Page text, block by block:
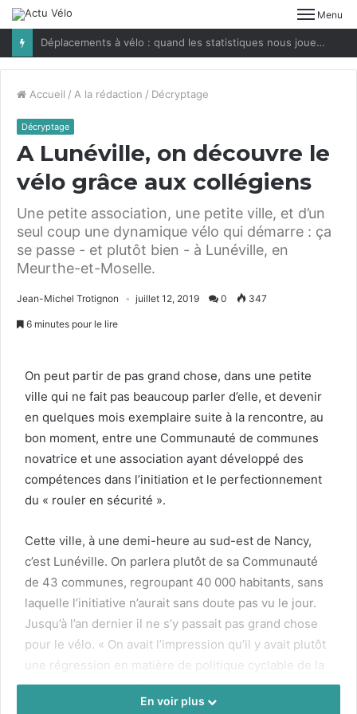
Menu
Déplacements à vélo : quand les statistiques nous jouent des tours
Accueil / A la rédaction / Décryptage
Décryptage
A Lunéville, on découvre le
vélo grâce aux collégiens
Une petite association, une petite ville, et d’un
seul coup une dynamique vélo qui démarre : ça
se passe - et plutôt bien - à Lunéville, en
Meurthe-et-Moselle.
Jean-Michel Trotignon juillet 12, 2019 0 347
6 minutes pour le lire
On peut par­tir de pas grand chose, dans une petite
ville qui ne fait pas beau­coup par­ler d’elle, et devenir
en quelques mois exem­plaire suite à la ren­con­tre, au
bon moment, entre une Com­mu­nauté de com­munes
nova­trice et une asso­ci­a­tion ayant dévelop­pé des
com­pé­tences dans l’initiation et le per­fec­tion­nement
du « rouler en sécu­rité ».
Cette ville, à une demi-heure au sud-est de Nan­cy,
c’est Lunéville. On par­lera plutôt de sa Com­mu­nauté
de 43 com­munes, regroupant 40 000 habi­tants, sans
laque­lle l’initiative n’aurait sans doute pas vu le jour.
Jusqu’à l’an dernier il ne s’y pas­sait pas grand chose
pour le vélo. « On avait l’impression qu’il y avait plutôt
une régres­sion en matière de poli­tique cyclable de la
ville », racon­te Joseph Jacobs, prési­dent de
l’association VéloL­un’.En voir plus